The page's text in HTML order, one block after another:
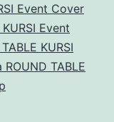
Event Cover
Event
KURSI
ROUND TABLE